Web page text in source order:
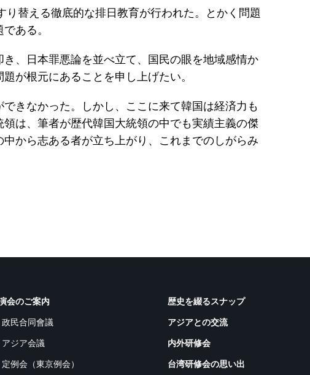
替える徹底的な排日教育が行われた。とかく問題
ある。
、日本罪悪論を並べ立て、国民の眼を地域感情か
が根元にあることを申し上げたい。
きなかった。しかし、ここに来て韓国は経済力も
は、筆者が歴代韓国大統領の中でも実績主義の傑
から志ある者が立ち上がり、これまでのしがらみ
会のご案内
政民合同會議
アジア会議
定例会（東京例会）
歴史を綴るスナップ
アジアとの交流
内外研修会
台湾研修会の思い出